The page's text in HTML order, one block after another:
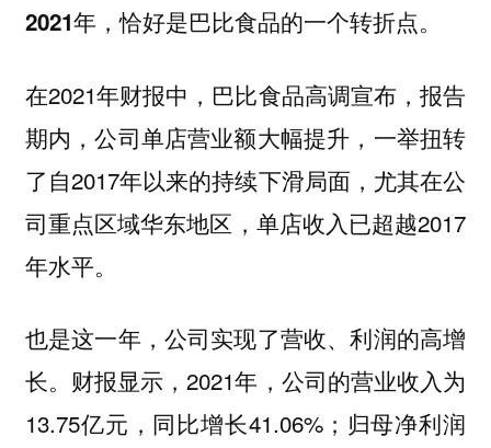
2021年，恰好是巴比食品的一个转折点。
在2021年财报中，巴比食品高调宣布，报告
期内，公司单店营业额大幅提升，一举扭转
了自2017年以来的持续下滑局面，尤其在公
司重点区域华东地区，单店收入已超越2017
年水平。
也是这一年，公司实现了营收、利润的高增
长。财报显示，2021年，公司的营业收入为
13.75亿元，同比增长41.06%；归母净利润